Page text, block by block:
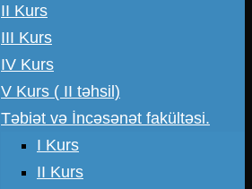
II Kurs
III Kurs
IV Kurs
V Kurs ( II təhsil)
Təbiət və İncəsənət fakültəsi.
I Kurs
II Kurs